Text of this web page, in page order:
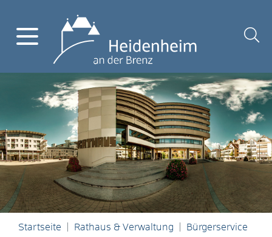
Startseite Rathaus & Verwaltung
Bürgerservice